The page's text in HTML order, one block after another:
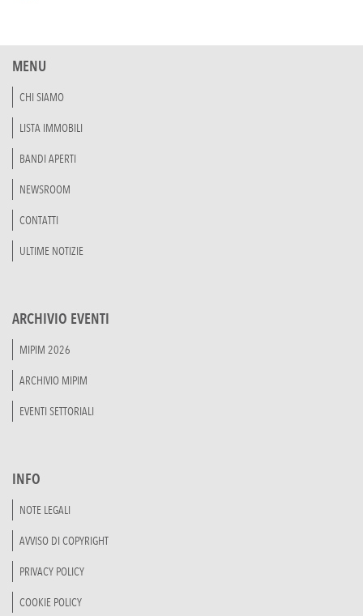
MENU
CHI SIAMO
LISTA IMMOBILI
BANDI APERTI
NEWSROOM
CONTATTI
ULTIME NOTIZIE
ARCHIVIO EVENTI
MIPIM 2026
ARCHIVIO MIPIM
EVENTI SETTORIALI
INFO
NOTE LEGALI
AVVISO DI COPYRIGHT
PRIVACY POLICY
COOKIE POLICY